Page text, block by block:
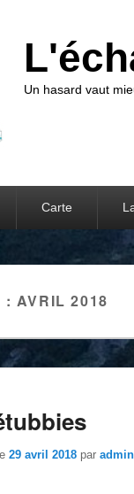
Un hasard vaut
Carte
: AVRIL 2018
29 avril 2018 par